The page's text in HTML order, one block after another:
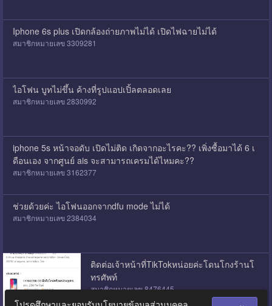
Iphone 6s plus เปิดกล้องถ่ายภาพไม่ได้ เปิดไฟฉายไม่ได้
สมาชิกหมายเลข 3309281
ไอโฟน บูทไม่ขึ้น ค้างที่รูปแอปเปิ้ลตลอดเลย
สมาชิกหมายเลข 2830992
iphone 5s หน้าจอดับ เปิดไม่ติด เกิดจากอะไรคะ?? เพิ่งซื้อมาได้ 6 เ
ดือนเอง จากศูนย์ ais จะสามารถเครมได้ไหมคะ??
สมาชิกหมายเลข 3162377
ช่วยด้วยค่ะ ไอโฟนออกจากdfu mode ไม่ได้
สมาชิกหมายเลข 2384034
ติดต่อเจ้าหน้าที่TikTokหน่อยค่ะโดนโกงร้านโ
ทรศัพท์
สมาชิกหมายเลข 8476445